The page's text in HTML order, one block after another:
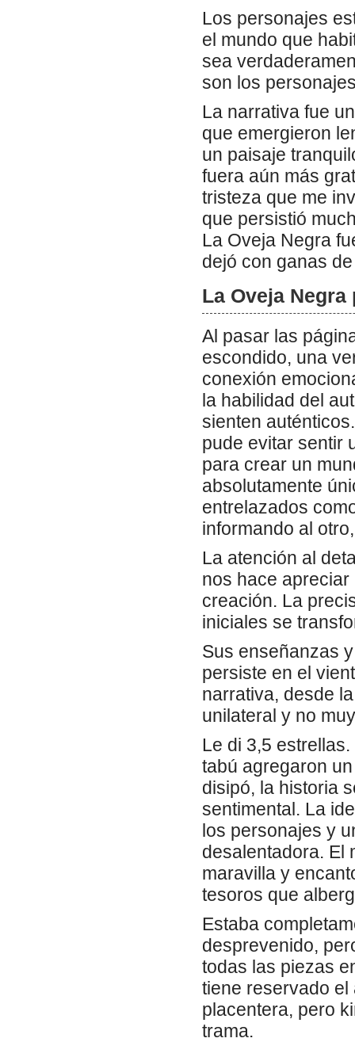
Los personajes
el mundo que
sea
son los
La narrativa fue
que emergieron
un paisaje
fuera aún más
tristeza que me
que persistió
La Oveja Negra
dejó con ganas
La Oveja Negra
Al pasar las
escondido, una
conexión
la habilidad del
sienten
pude evitar sentir
para crear un
absolutamente
entrelazados
informando al
La atención al
nos hace
creación. La
iniciales se
Sus enseñanzas
persiste en el
narrativa, desde
unilateral y no
Le di 3,5
tabú agregaron
disipó, la historia
sentimental. La
los personajes y
desalentadora. El
maravilla y
tesoros que
Estaba
desprevenido,
todas las piezas
tiene reservado el
placentera, pero
trama.